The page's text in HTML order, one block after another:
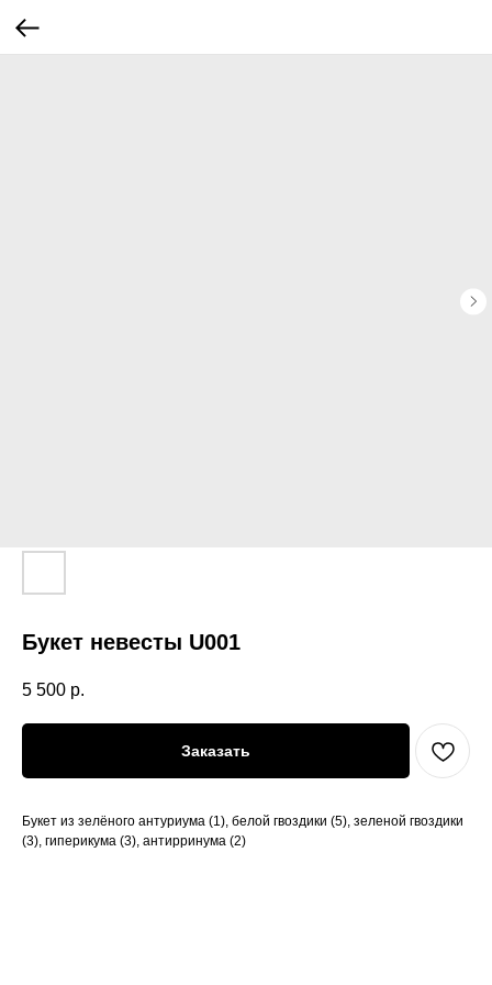
Букет невесты U001
5 500 р.
Заказать
Букет из зелёного антуриума (1), белой гвоздики (5), зеленой гвоздики
(3), гиперикума (3), антирринума (2)